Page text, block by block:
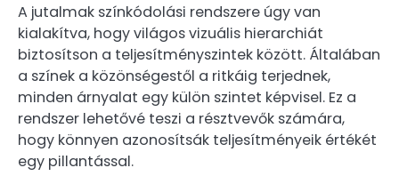
A jutalmak színkódolási rendszere úgy van
kialakítva, hogy világos vizuális hierarchiát
biztosítson a teljesítményszintek között. Általában
a színek a közönségestől a ritkáig terjednek,
minden árnyalat egy külön szintet képvisel. Ez a
rendszer lehetővé teszi a résztvevők számára,
hogy könnyen azonosítsák teljesítményeik értékét
egy pillantással.